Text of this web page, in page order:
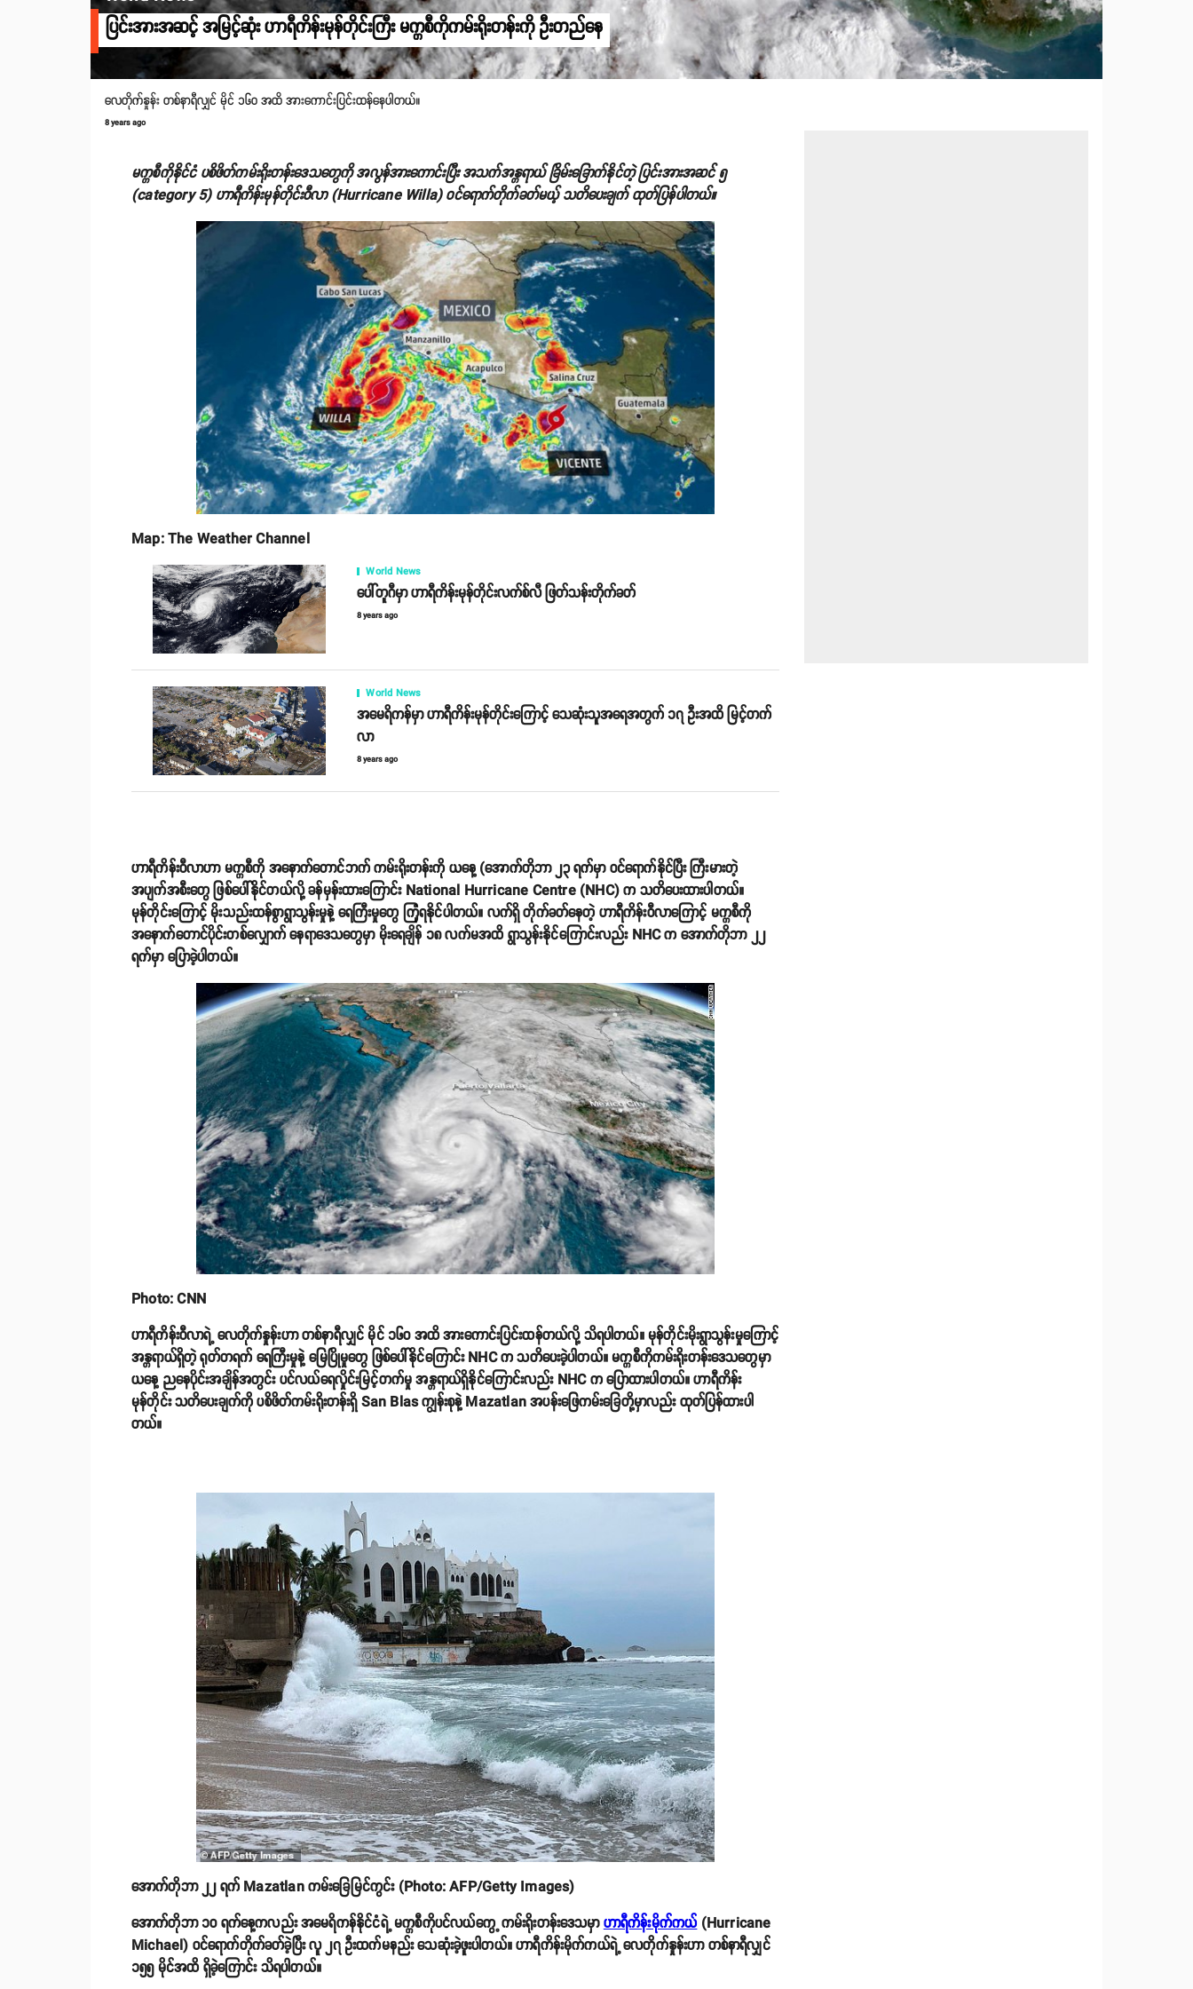
ပြင်းအားအဆင့် အမြင့်ဆုံး ဟာရီကိန်းမုန်တိုင်းကြီး မက္ကစီကိုကမ်းရိုးတန်းကို ဦးတည်နေ
လေတိုက်နှုန်း တစ်နာရီလျှင် မိုင် ၁၆၀ အထိ အားကောင်းပြင်းထန်နေပါတယ်။
8 years ago
မက္ကစီကိုနိုင်ငံ ပစိဖိတ်ကမ်းရိုးတန်းဒေသတွေကို အလွန်အားကောင်းပြီး အသက်အန္တရာယ် ခြိမ်းခြောက်နိုင်တဲ့ ပြင်းအားအဆင် ၅
(category 5) ဟာရီကိန်းမုန်တိုင်းဝီလာ (Hurricane Willa) ဝင်ရောက်တိုက်ခတ်မယ့် သတိပေးချက် ထုတ်ပြန်ပါတယ်။
Map: The Weather Channel
World News
ပေါ်တူဂီမှာ ဟာရီကိန်းမုန်တိုင်းလက်စ်လီ ဖြတ်သန်းတိုက်ခတ်
8 years ago
World News
အမေရိကန်မှာ ဟာရီကိန်းမုန်တိုင်းကြောင့် သေဆုံးသူအရေအတွက် ၁၇ ဦးအထိ မြင့်တက်
လာ
8 years ago
ဟာရီကိန်းဝီလာဟာ မက္ကစီကို အနောက်တောင်ဘက် ကမ်းရိုးတန်းကို ယနေ့ (အောက်တိုဘာ ၂၃ ရက်မှာ ဝင်ရောက်နိုင်ပြီး ကြီးမားတဲ့
အပျက်အစီးတွေ ဖြစ်ပေါ်နိုင်တယ်လို့ ခန်မှန်းထားကြောင်း National Hurricane Centre (NHC) က သတိပေးထားပါတယ်။
မုန်တိုင်းကြောင့် မိုးသည်းထန်စွာရွာသွန်းမှုနဲ့ ရေကြီးမှုတွေ ကြုံရနိုင်ပါတယ်။ လက်ရှိ တိုက်ခတ်နေတဲ့ ဟာရီကိန်းဝီလာကြောင့် မက္ကစီကို
အနောက်တောင်ပိုင်းတစ်လျှောက် နေရာဒေသတွေမှာ မိုးရေချိန် ၁၈ လက်မအထိ ရွာသွန်းနိုင်ကြောင်းလည်း NHC က အောက်တိုဘာ ၂၂
ရက်မှာ ပြောခဲ့ပါတယ်။
Photo: CNN
ဟာရီကိန်းဝီလာရဲ့ လေတိုက်နှုန်းဟာ တစ်နာရီလျှင် မိုင် ၁၆၀ အထိ အားကောင်းပြင်းထန်တယ်လို့ သိရပါတယ်။ မုန်တိုင်းမိုးရွာသွန်းမှုကြောင့်
အန္တရာယ်ရှိတဲ့ ရုတ်တရက် ရေကြီးမှုနဲ့ မြေပြိုမှုတွေ ဖြစ်ပေါ်နိုင်ကြောင်း NHC က သတိပေးခဲ့ပါတယ်။ မက္ကစီကိုကမ်းရိုးတန်းဒေသတွေမှာ
ယနေ့ ညနေပိုင်းအချိန်အတွင်း ပင်လယ်ရေလှိုင်းမြင့်တက်မှု အန္တရာယ်ရှိနိုင်ကြောင်းလည်း NHC က ပြောထားပါတယ်။ ဟာရီကိန်း
မုန်တိုင်း သတိပေးချက်ကို ပစိဖိတ်ကမ်းရိုးတန်းရှိ San Blas ကျွန်းစုနဲ့ Mazatlan အပန်းဖြေကမ်းခြေတို့မှာလည်း ထုတ်ပြန်ထားပါ
တယ်။
အောက်တိုဘာ ၂၂ ရက် Mazatlan ကမ်းခြေမြင်ကွင်း (Photo: AFP/Getty Images)
အောက်တိုဘာ ၁၀ ရက်နေ့ကလည်း အမေရိကန်နိုင်ငံရဲ့ မက္ကစီကိုပင်လယ်ကွေ့ ကမ်းရိုးတန်းဒေသမှာဟာရီကိန်းမိုက်ကယ်(Hurricane
Michael) ဝင်ရောက်တိုက်ခတ်ခဲ့ပြီး လူ ၂၇ ဦးထက်မနည်း သေဆုံးခဲ့ဖူးပါတယ်။ ဟာရီကိန်းမိုက်ကယ်ရဲ့ လေတိုက်နှုန်းဟာ တစ်နာရီလျှင်
၁၅၅ မိုင်အထိ ရှိခဲ့ကြောင်း သိရပါတယ်။